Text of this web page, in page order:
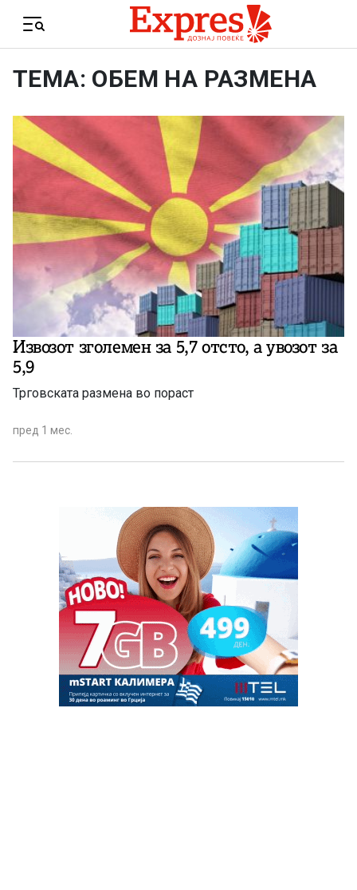
Menu
ТЕМА: ОБЕМ НА РАЗМЕНА
Извозот зголемен за 5,7 отсто, а увозот за
5,9
Трговската размена во пораст
пред 1 мес.